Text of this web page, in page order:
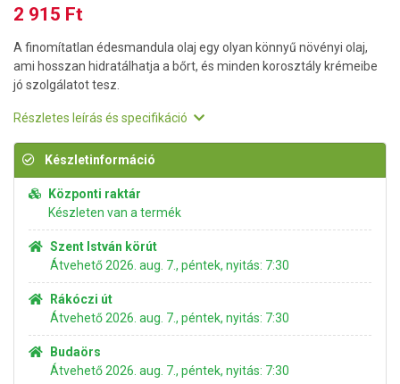
2 915 Ft
A finomítatlan édesmandula olaj egy olyan könnyű növényi olaj,
ami hosszan hidratálhatja a bőrt, és minden korosztály krémeibe
jó szolgálatot tesz.
Részletes leírás és specifikáció
Készletinformáció
Központi raktár
Készleten van a termék
Szent István körút
Átvehető 2026. aug. 7., péntek, nyitás: 7:30
Rákóczi út
Átvehető 2026. aug. 7., péntek, nyitás: 7:30
Budaörs
Átvehető 2026. aug. 7., péntek, nyitás: 7:30